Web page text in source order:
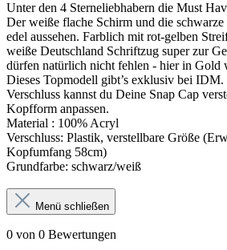
Unter den 4 Sterneliebhabern die Must
Der weiße flache Schirm und die schwarze
edel aussehen. Farblich mit rot-gelben
weiße Deutschland Schriftzug super zur G
dürfen natürlich nicht fehlen - hier in Gold
Dieses Topmodell gibt’s exklusiv bei
Verschluss kannst du Deine Snap Cap
Kopfform anpassen.
Material : 100% Acryl
Verschluss: Plastik, verstellbare Größe
Kopfumfang 58cm)
Grundfarbe: schwarz/weiß
Menü schließen
0 von 0 Bewertungen